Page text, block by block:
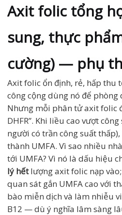
Axit folic tổng
sung, thực
cường) — phụ
Axit folic ổn định, rẻ, hấp thu
công cộng dùng nó để phòng
Nhưng mỗi phân tử axit folic
DHFR”. Khi liều cao vượt
người có trần công suất
thành UMFA. Vì sao nhiều
tới UMFA? Vì nó là dấu hiệu
lý hếtlượng axit folic nạp
quan sát gắn UMFA cao với
bào miễn dịch và làm nhiễu
B12 — dù ý nghĩa lâm sàng